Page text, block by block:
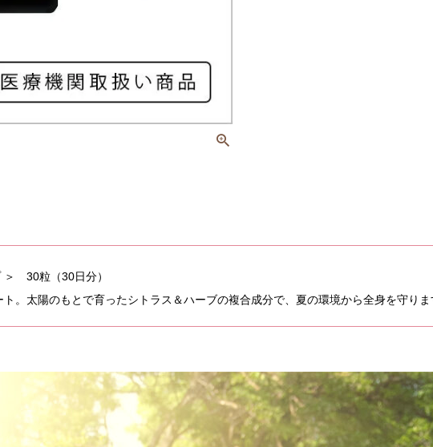
30粒（30日分）
。太陽のもとで育ったシトラス＆ハーブの複合成分で、夏の環境から全身を守りま